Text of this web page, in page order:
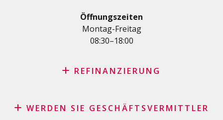
Privatkredit für Selbstständige
KMU-Kredit
Kreditkartenantrag
Öffnungszeiten
Montag-Freitag
08:30–18:00
REFINANZIERUNG
Schweiz
WERDEN SIE GESCHÄFTSVERMITTLER